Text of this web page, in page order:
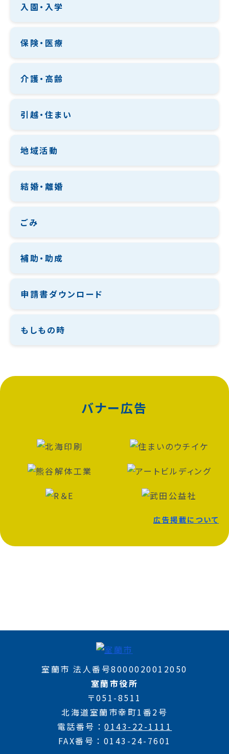
入園・入学
保険・医療
介護・高齢
引越・住まい
地域活動
結婚・離婚
ごみ
補助・助成
申請書ダウンロード
もしもの時
バナー広告
広告掲載について
室蘭市 法人番号8000020012050
室蘭市役所
〒051-8511
北海道室蘭市幸町1番2号
電話番号
0143-22-1111
FAX番号
0143-24-7601